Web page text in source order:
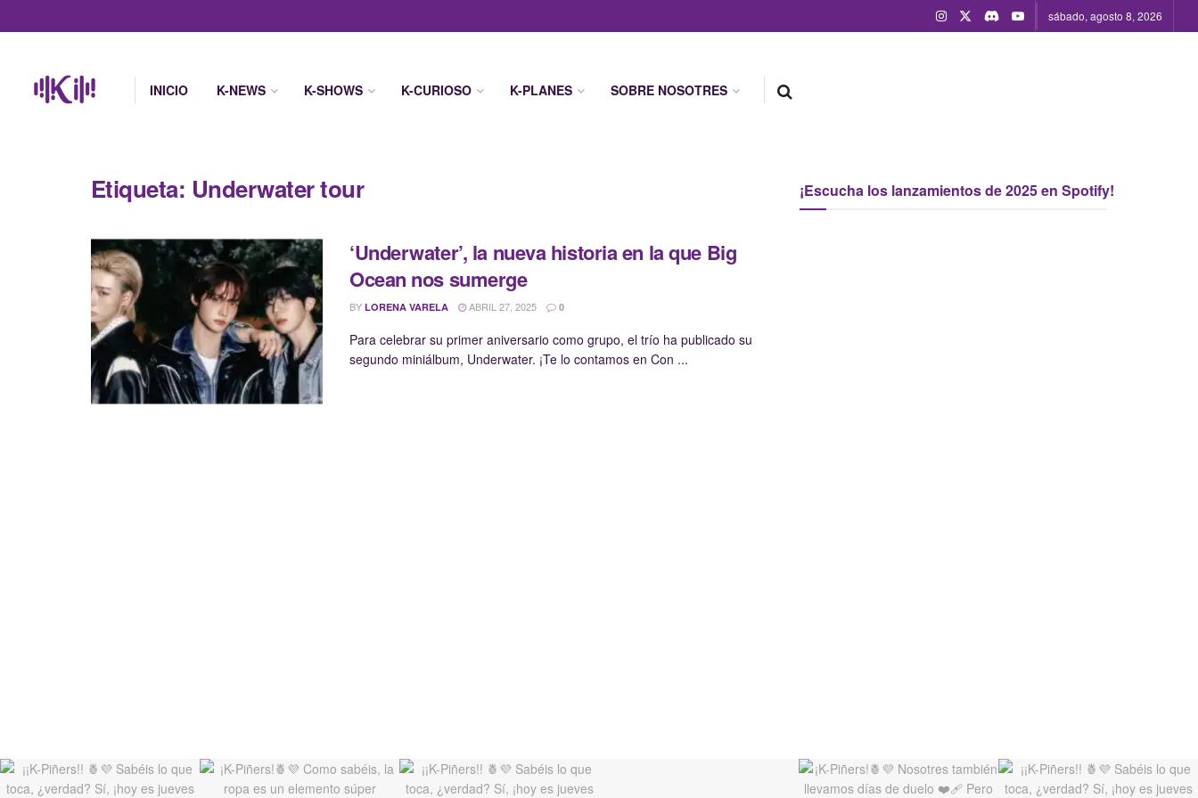
sábado, agosto 8, 2026
INICIO K-NEWS K-SHOWS K-CURIOSO K-PLANES SOBRE NOSOTRES
Etiqueta: Underwater tour
‘Underwater’, la nueva historia en la que Big
Ocean nos sumerge
BY LORENA VARELA ABRIL 27, 2025 0
Para celebrar su primer aniversario como grupo, el trío ha publicado su
segundo miniálbum, Underwater. ¡Te lo contamos en Con ...
¡Escucha los lanzamientos de 2025 en Spotify!